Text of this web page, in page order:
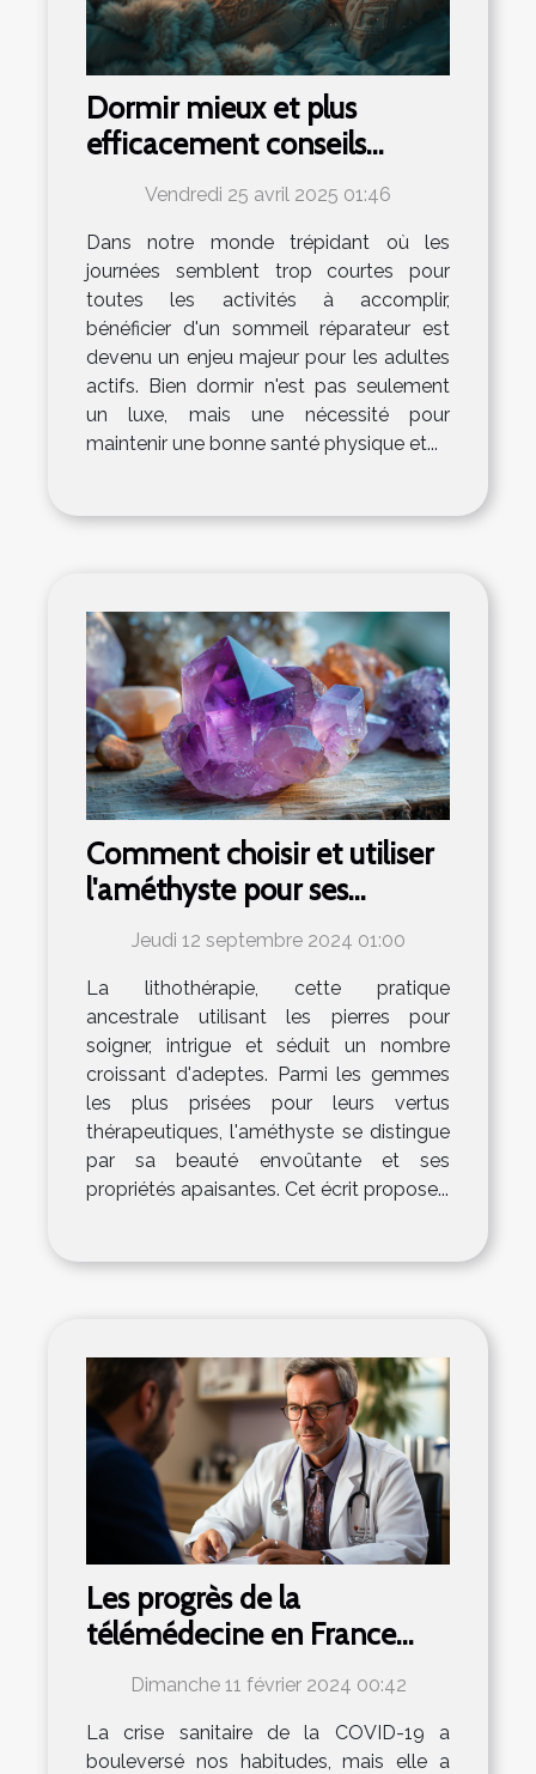
Dormir mieux et plus
efficacement conseils
pratiques pour les adultes
Vendredi 25 avril 2025 01:46
Dans notre monde trépidant où les
journées semblent trop courtes pour
toutes les activités à accomplir,
bénéficier d'un sommeil réparateur est
devenu un enjeu majeur pour les adultes
actifs. Bien dormir n'est pas seulement
un luxe, mais une nécessité pour
maintenir une bonne santé physique et...
Comment choisir et utiliser
l'améthyste pour ses
bienfaits en lithothérapie
Jeudi 12 septembre 2024 01:00
La lithothérapie, cette pratique
ancestrale utilisant les pierres pour
soigner, intrigue et séduit un nombre
croissant d'adeptes. Parmi les gemmes
les plus prisées pour leurs vertus
thérapeutiques, l'améthyste se distingue
par sa beauté envoûtante et ses
propriétés apaisantes. Cet écrit propose...
Les progrès de la
télémédecine en France
suite à la crise de la COVID-
Dimanche 11 février 2024 00:42
La crise sanitaire de la COVID-19 a
bouleversé nos habitudes, mais elle a